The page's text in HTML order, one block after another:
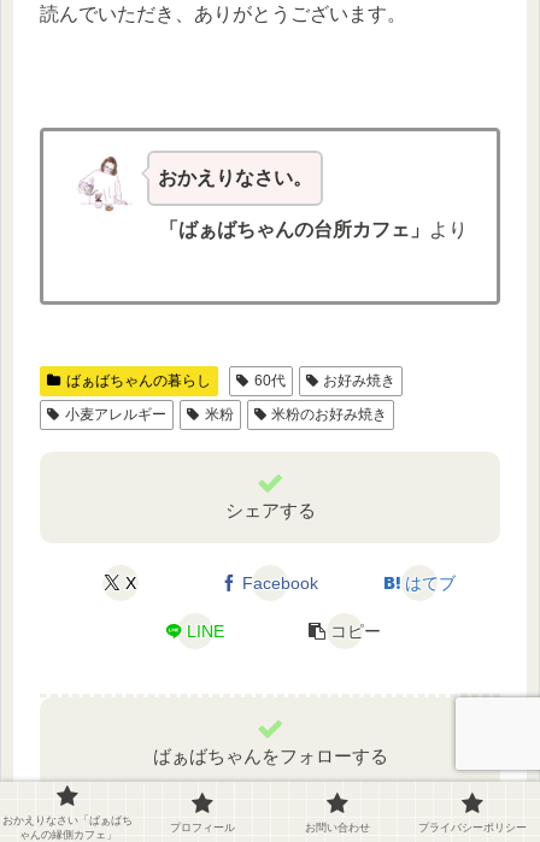
読んでいただき、ありがとうございます。
おかえりなさい。
「ばぁばちゃんの台所カフェ」 より
ばぁばちゃんの暮らし 60代
お好み焼き
小麦アレルギー
米粉 米粉のお好み焼き
シェアする
X Facebook はてブ
LINE コピー
ばぁばちゃんをフォローする
おかえりなさい「ばぁばち
ゃんの縁側カフェ」
プロフィール お問い合わせ プライバシーポリシー